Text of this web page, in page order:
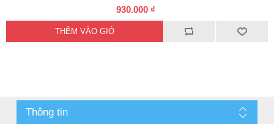
930.000 ₫
Thông tin